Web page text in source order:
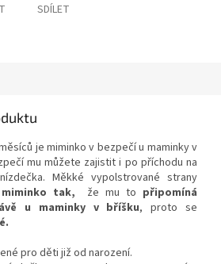
SDÍLET
je miminko v bezpečí u maminky v
mu můžete zajistit i po příchodu na
Měkké vypolstrované strany
tak, že mu to připomíná
u maminky v bříšku, proto se
pro děti již od narození.